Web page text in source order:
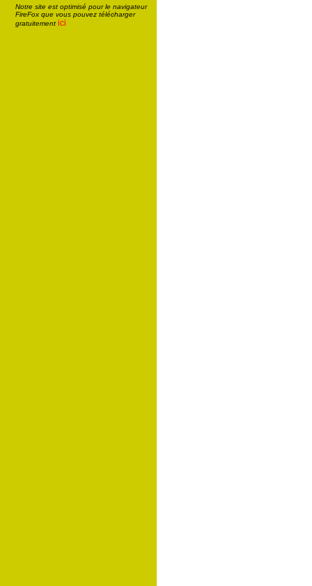
Notre site est optimisé pour le navigateur
FireFox que vous pouvez télécharger
gratuitement ici